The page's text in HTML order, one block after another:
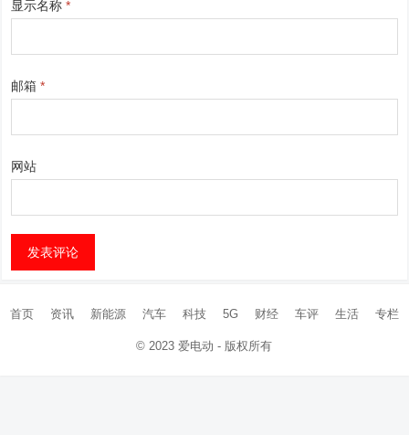
显示名称*
邮箱*
网站
首页 资讯 新能源 汽车 科技 5G 财经 车评 生活 专栏
© 2023爱电动 - 版权所有